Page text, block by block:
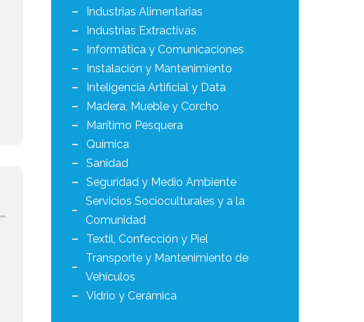
Industrias Alimentarias
Industrias Extractivas
Informática y Comunicaciones
Instalación y Mantenimiento
Inteligencia Artificial y Data
Madera, Mueble y Corcho
Marítimo Pesquera
Química
Sanidad
Seguridad y Medio Ambiente
Servicios Socioculturales y a la
Comunidad
Textil, Confección y Piel
Transporte y Mantenimiento de
Vehículos
Vidrio y Cerámica